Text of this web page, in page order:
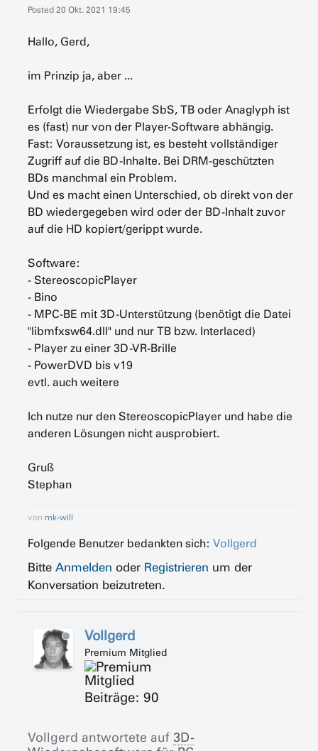
Posted20 Okt. 2021 19:45
Hallo, Gerd,
im Prinzip ja, aber ...
Erfolgt die Wiedergabe SbS, TB oder Anaglyph ist
es (fast) nur von der Player-Software abhängig.
Fast: Voraussetzung ist, es besteht vollständiger
Zugriff auf die BD-Inhalte. Bei DRM-geschützten
BDs manchmal ein Problem.
Und es macht einen Unterschied, ob direkt von der
BD wiedergegeben wird oder der BD-Inhalt zuvor
auf die HD kopiert/gerippt wurde.
Software:
- StereoscopicPlayer
- Bino
- MPC-BE mit 3D-Unterstützung (benötigt die Datei
"libmfxsw64.dll" und nur TB bzw. Interlaced)
- Player zu einer 3D-VR-Brille
- PowerDVD bis v19
evtl. auch weitere
Ich nutze nur den StereoscopicPlayer und habe die
anderen Lösungen nicht ausprobiert.
Gruß
Stephan
von mk-will
Folgende Benutzer bedankten sich:Vollgerd
BitteAnmelden oder Registrieren um der
Konversation beizutreten.
Vollgerd
Premium Mitglied
Beiträge: 90
Vollgerd antwortete auf3D-